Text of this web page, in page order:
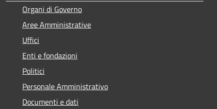
Organi di Governo
Aree Amministrative
Uffici
Enti e fondazioni
Politici
Personale Amministrativo
Documenti e dati